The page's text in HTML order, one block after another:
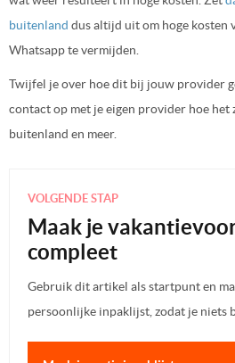
buitenland dus altijd uit om hoge kosten
Whatsapp te vermijden.
Twijfel je over hoe dit bij jouw provider
contact op met je eigen provider hoe
buitenland en meer.
VOLGENDE STAP
Maak je
compleet
Gebruik dit artikel als startpunt en
persoonlijke inpaklijst, zodat je niets